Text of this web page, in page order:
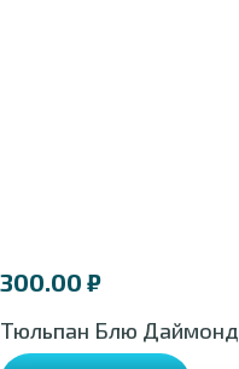
300.00 ₽
Тюльпан Блю Даймонд